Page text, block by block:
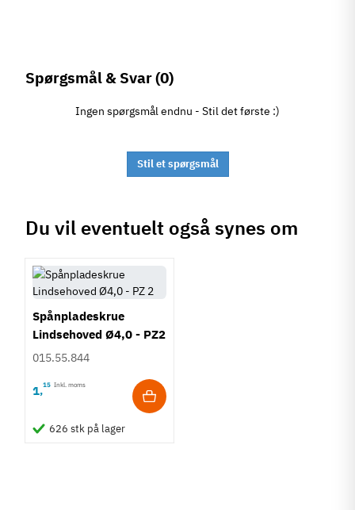
Spørgsmål & Svar(0)
Ingen spørgsmål endnu - Stil det første :)
Stil et spørgsmål
Du vil eventuelt også synes om
Spånpladeskrue
Lindsehoved Ø4,0 - PZ2
015.55.844
1,15 Inkl. moms
626 stk på lager